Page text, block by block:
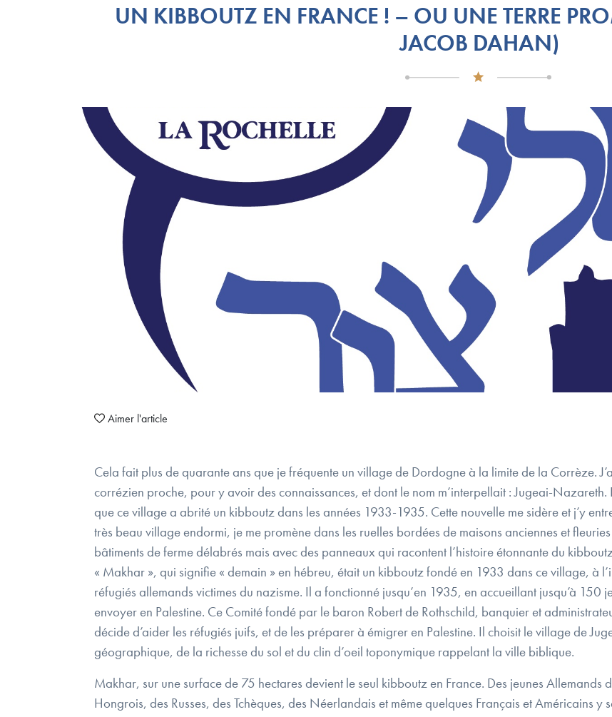
UN KIBBOUTZ EN FRANCE ! – OU UNE TERRE
JACOB DAHAN)
Aimer l'article
Cela fait plus de quarante ans que je fréquente un village de Dordogne à la limite de la Corrèze.
corrézien proche, pour y avoir des connaissances, et dont le nom m’interpellait : Jugeai-Nazareth.
que ce village a abrité un kibboutz dans les années 1933-1935. Cette nouvelle me sidère et j’y
très beau village endormi, je me promène dans les ruelles bordées de maisons anciennes et
bâtiments de ferme délabrés mais avec des panneaux qui racontent l’histoire étonnante du
« Makhar », qui signifie « demain » en hébreu, était un kibboutz fondé en 1933 dans ce village, à
réfugiés allemands victimes du nazisme. Il a fonctionné jusqu’en 1935, en accueillant jusqu’à 150
envoyer en Palestine. Ce Comité fondé par le baron Robert de Rothschild, banquier et
décide d’aider les réfugiés juifs, et de les préparer à émigrer en Palestine. Il choisit le village de
géographique, de la richesse du sol et du clin d’oeil toponymique rappelant la ville biblique.
Makhar, sur une surface de 75 hectares devient le seul kibboutz en France. Des jeunes Allemands
Hongrois, des Russes, des Tchèques, des Néerlandais et même quelques Français et Américains y